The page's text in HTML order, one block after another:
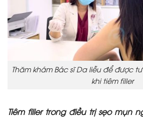
Thăm khám Bác sĩ Da liễu để được
khi tiêm filler
Tiêm filler trong điều trị sẹo mụn